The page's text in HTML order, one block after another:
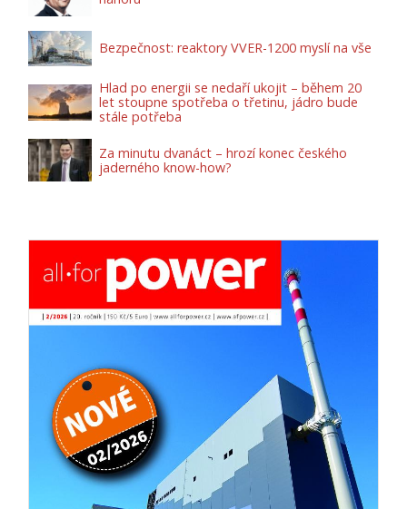
Bezpečnost: reaktory VVER-1200 myslí na vše
Hlad po energii se nedaří ukojit – během 20
let stoupne spotřeba o třetinu, jádro bude
stále potřeba
Za minutu dvanáct – hrozí konec českého
jaderného know-how?